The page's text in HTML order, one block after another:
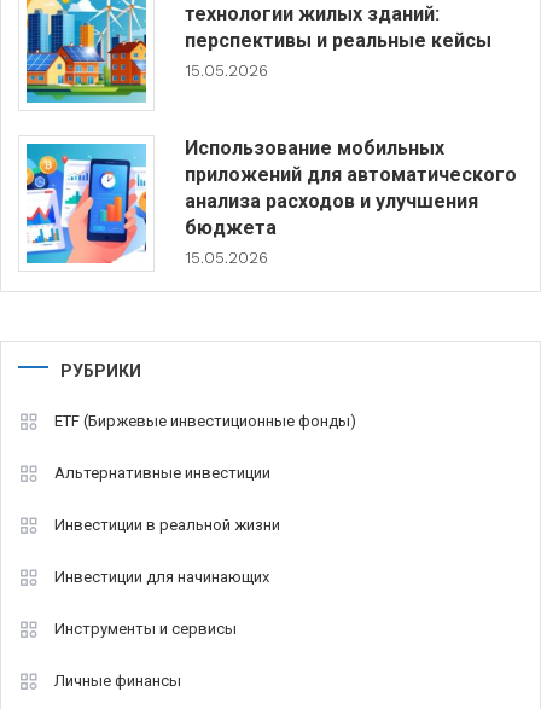
технологии жилых зданий:
перспективы и реальные кейсы
15.05.2026
Использование мобильных
приложений для автоматического
анализа расходов и улучшения
бюджета
15.05.2026
РУБРИКИ
ETF (Биржевые инвестиционные фонды)
Альтернативные инвестиции
Инвестиции в реальной жизни
Инвестиции для начинающих
Инструменты и сервисы
Личные финансы